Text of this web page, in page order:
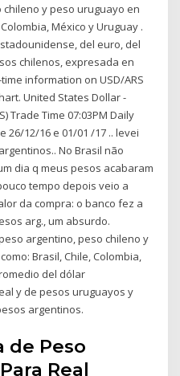
y peso uruguayo en
México y Uruguay .
del euro, del
chilenos, expresada en
information on USD/ARS
United States Dollar -
Trade Time 07:03PM Daily
26/12/16 e 01/01 /17 .. levei
No Brasil não
dia q meus pesos acabaram
tempo depois veio a
da compra: o banco fez a
arg., um absurdo.
argentino, peso chileno y
Brasil, Chile, Colombia,
del dólar
y de pesos uruguayos y
argentinos.
de Peso
Real